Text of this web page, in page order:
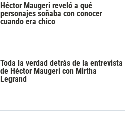
Héctor Maugeri reveló a qué
personajes soñaba con conocer
cuando era chico
Toda la verdad detrás de la entrevista
de Héctor Maugeri con Mirtha
Legrand